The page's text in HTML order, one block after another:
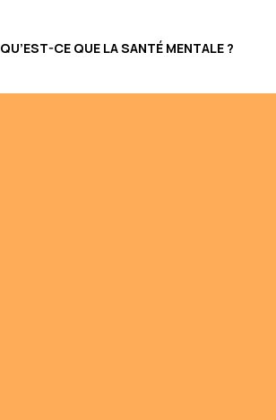
QU’EST-CE QUE LA SANTÉ MENTALE ?